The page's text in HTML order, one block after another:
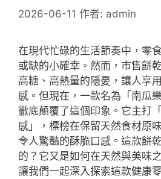
2026-06-11 作者: admin
在現代忙碌的生活節奏中，零
或缺的小確幸。然而，市售餅
高糖、高熱量的隱憂，讓人享
感。但現在，一款名為「南瓜
徹底顛覆了這個印象。它主打
感」，標榜在保留天然食材原
令人驚豔的酥脆口感。這款餅
的？它又是如何在天然與美味
讓我們一起深入探索這款健康